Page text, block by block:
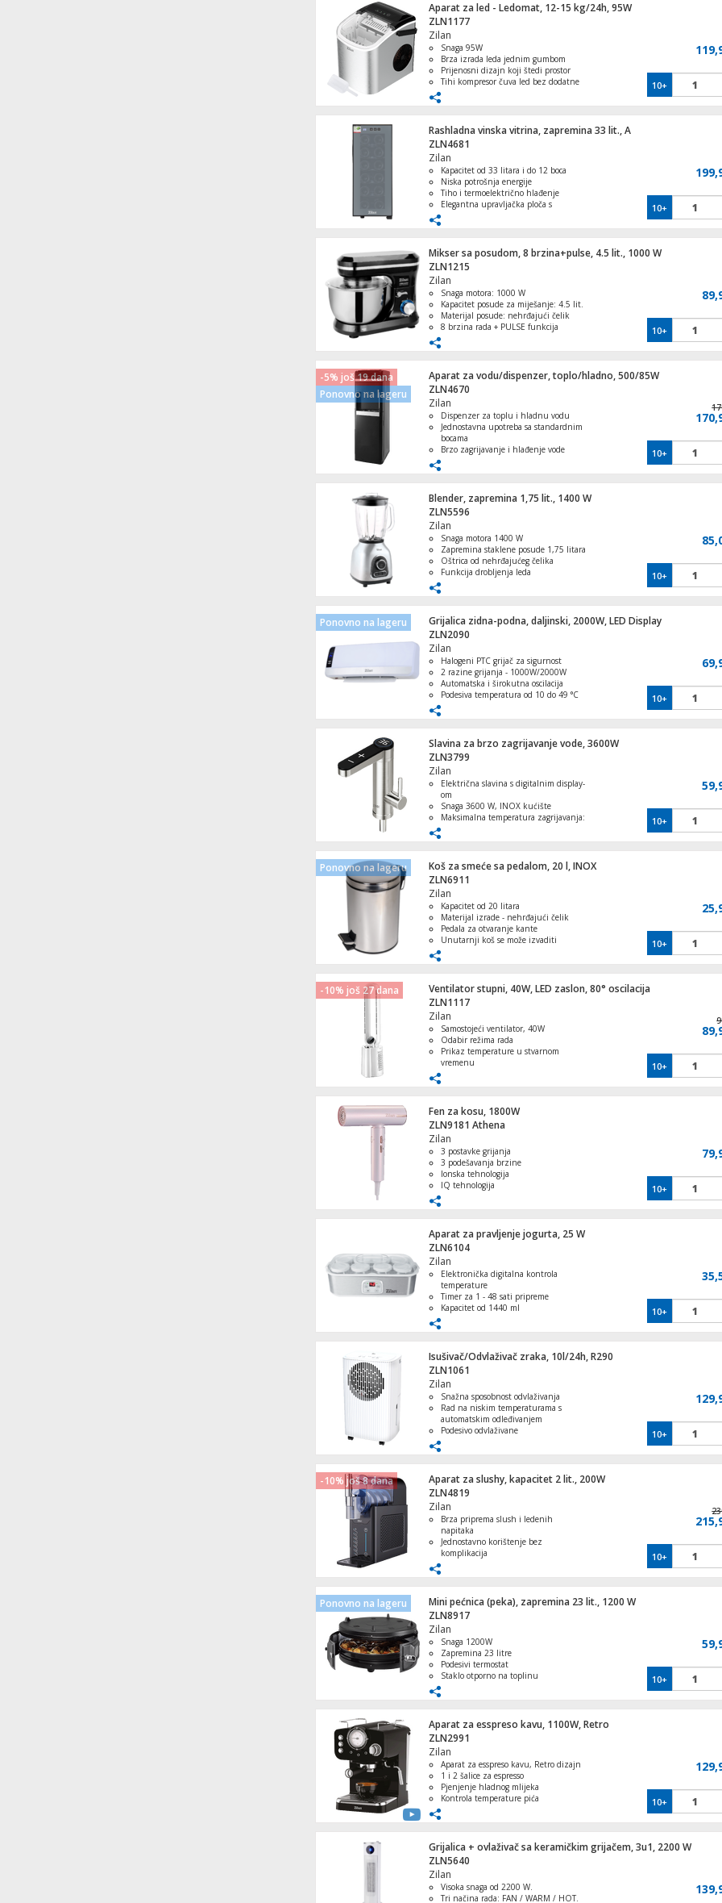
Aparat za led - Ledomat, 12-15 kg/24h, 95W
ZLN1177
Zilan
Snaga 95W
Brza izrada leda jednim gumbom
Prijenosni dizajn koji štedi prostor
Tihi kompresor čuva led bez dodatne
Jednostavno održavanje/čišćenje
10+
Rashladna vinska vitrina, zapremina 33 lit., A
ZLN4681
Zilan
Kapacitet od 33 litara i do 12 boca
Niska potrošnja energije
Tiho i termoelektrično hlađenje
Elegantna upravljačka ploča s
Mogućnost podešavanja temperature i
pozadinsko osvjetljenje.
10+
Mikser sa posudom, 8 brzina+pulse, 4.5 lit., 1000 W
ZLN1215
Zilan
Snaga motora: 1000 W
Kapacitet posude za miješanje: 4.5 lit.
Materijal posude: nehrđajući čelik
8 brzina rada + PULSE funkcija
prekidačem
10+
-5% još 19 dana
Ponovno na lageru
Aparat za vodu/dispenzer, toplo/hladno, 500/85W
ZLN4670
Zilan
Dispenzer za toplu i hladnu vodu
Jednostavna upotreba sa standardnim
bocama
Brzo zagrijavanje i hlađenje vode
Sigurnosna zaštita od pregrijavanja
10+
Blender, zapremina 1,75 lit., 1400 W
ZLN5596
Zilan
Snaga motora 1400 W
Zapremina staklene posude 1,75 litara
Oštrica od nehrđajućeg čelika
Funkcija drobljenja leda
tipke
10+
Ponovno na lageru
Grijalica zidna-podna, daljinski, 2000W, LED Display
ZLN2090
Zilan
Halogeni PTC grijač za sigurnost
2 razine grijanja - 1000W/2000W
Automatska i širokutna oscilacija
Podesiva temperatura od 10 do 49 °C
10+
Slavina za brzo zagrijavanje vode, 3600W
ZLN3799
Zilan
Električna slavina s digitalnim display-
om
Snaga 3600 W, INOX kućište
Maksimalna temperatura zagrijavanja:
Vrijeme zagrijavanja: 15–20 sekundi
Ugrađeni aerator – smanjuje potrošnju
vode
10+
Ponovno na lageru
Koš za smeće sa pedalom, 20 l, INOX
ZLN6911
Zilan
Kapacitet od 20 litara
Materijal izrade - nehrđajući čelik
Pedala za otvaranje kante
Unutarnji koš se može izvaditi
10+
-10% još 27 dana
Ventilator stupni, 40W, LED zaslon, 80° oscilacija
ZLN1117
Zilan
Samostojeći ventilator, 40W
Odabir režima rada
Prikaz temperature u stvarnom
vremenu
Funkcija oscilacije od 80°
10+
Fen za kosu, 1800W
ZLN9181 Athena
Zilan
3 postavke grijanja
3 podešavanja brzine
Ionska tehnologija
IQ tehnologija
10+
Aparat za pravljenje jogurta, 25 W
ZLN6104
Zilan
Elektronička digitalna kontrola
temperature
Timer za 1 - 48 sati pripreme
Kapacitet od 1440 ml
Termostat za sigurnost i zaštitu
uređaja
10+
Isušivač/Odvlaživač zraka, 10l/24h, R290
ZLN1061
Zilan
Snažna sposobnost odvlaživanja
Rad na niskim temperaturama s
automatskim odleđivanjem
Podesivo odvlaživane
Lagani prijenosni dizajn
10+
-10% još 8 dana
Aparat za slushy, kapacitet 2 lit., 200W
ZLN4819
Zilan
Brza priprema slush i ledenih
napitaka
Jednostavno korištenje bez
komplikacija
kuhinju
Lako čišćenje i održavanje
Idealan za ljetne dane i osvježenje
10+
Ponovno na lageru
Mini pećnica (peka), zapremina 23 lit., 1200 W
ZLN8917
Zilan
Snaga 1200W
Zapremina 23 litre
Podesivi termostat
Staklo otporno na toplinu
10+
Aparat za esspreso kavu, 1100W, Retro
ZLN2991
Zilan
Aparat za esspreso kavu, Retro dizajn
1 i 2 šalice za espresso
Pjenjenje hladnog mlijeka
Kontrola temperature pića
10+
Grijalica + ovlaživač sa keramičkim grijačem, 3u1, 2200 W
ZLN5640
Zilan
Visoka snaga od 2200 W.
Tri načina rada: FAN / WARM / HOT.
Kuhalo za vodu, zapremina 2.0 l, 1500 W
Kožni novčanik, držač za iPhone,
MagSafe
Multišalter 4 satelita na 16 utičnica